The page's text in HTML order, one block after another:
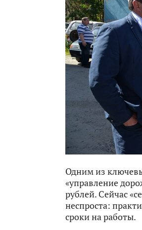
Одним из
«управление
рублей. Сейчас
неспроста:
сроки на работы.